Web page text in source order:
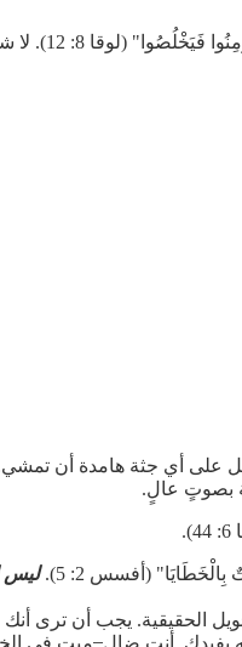
الشيطان قوي جداً وذكيٌّ أنه يحجب كل عظة
على أي جثة هامدة أن
(أفسس 2: 5).
ليس
الحقيقية. يجب أن ترى
يفيدك. أنت ضال ̶ ميت في